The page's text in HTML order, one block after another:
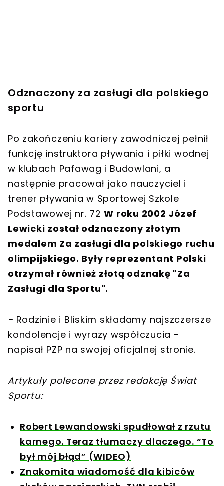
Odznaczony za zasługi dla polskiego
sportu
Po zakończeniu kariery zawodniczej pełnił
funkcję instruktora pływania i piłki wodnej
w klubach Pafawag i Budowlani, a
następnie pracował jako nauczyciel i
trener pływania w Sportowej Szkole
Podstawowej nr. 72W roku 2002 Józef
Lewicki został odznaczony złotym
medalem Za zasługi dla polskiego ruchu
olimpijskiego. Były reprezentant Polski
otrzymał również złotą odznakę "Za
Zasługi dla Sportu".
- Rodzinie i Bliskim składamy najszczersze
kondolencje i wyrazy współczucia -
napisał PZP na swojej oficjalnej stronie.
Artykuły polecane przez redakcję Świat
Sportu:
Robert Lewandowski spudłował z rzutu
karnego. Teraz tłumaczy dlaczego. “To
był mój błąd” (WIDEO)
Znakomita wiadomość dla kibiców